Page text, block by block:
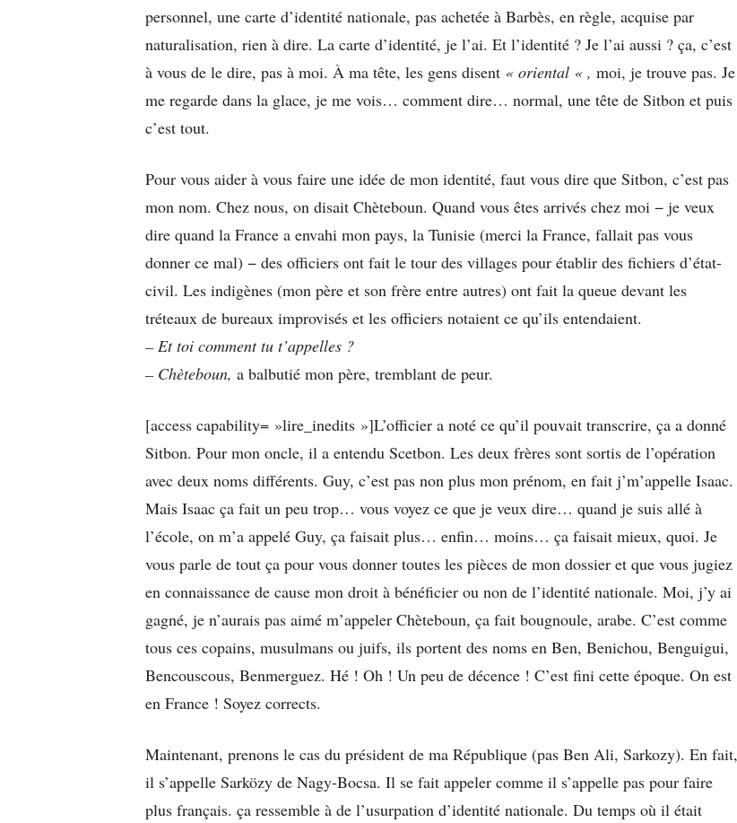
personnel, une carte d’identité nationale, pas achetée à Barbès, en règle, acquise par
naturalisation, rien à dire. La carte d’identité, je l’ai. Et l’identité ? Je l’ai aussi ? ça, c’est
à vous de le dire, pas à moi. À ma tête, les gens disent « oriental « , moi, je trouve pas. Je
me regarde dans la glace, je me vois… comment dire… normal, une tête de Sitbon et puis
c’est tout.
Pour vous aider à vous faire une idée de mon identité, faut vous dire que Sitbon, c’est pas
mon nom. Chez nous, on disait Chèteboun. Quand vous êtes arrivés chez moi − je veux
dire quand la France a envahi mon pays, la Tunisie (merci la France, fallait pas vous
donner ce mal) − des officiers ont fait le tour des villages pour établir des fichiers d’état-
civil. Les indigènes (mon père et son frère entre autres) ont fait la queue devant les
tréteaux de bureaux improvisés et les officiers notaient ce qu’ils entendaient.
– Et toi comment tu t’appelles ?
– Chèteboun, a balbutié mon père, tremblant de peur.
[access capability= »lire_inedits »]L’officier a noté ce qu’il pouvait transcrire, ça a donné
Sitbon. Pour mon oncle, il a entendu Scetbon. Les deux frères sont sortis de l’opération
avec deux noms différents. Guy, c’est pas non plus mon prénom, en fait j’m’appelle Isaac.
Mais Isaac ça fait un peu trop… vous voyez ce que je veux dire… quand je suis allé à
l’école, on m’a appelé Guy, ça faisait plus… enfin… moins… ça faisait mieux, quoi. Je
vous parle de tout ça pour vous donner toutes les pièces de mon dossier et que vous jugiez
en connaissance de cause mon droit à bénéficier ou non de l’identité nationale. Moi, j’y ai
gagné, je n’aurais pas aimé m’appeler Chèteboun, ça fait bougnoule, arabe. C’est comme
tous ces copains, musulmans ou juifs, ils portent des noms en Ben, Benichou, Benguigui,
Bencouscous, Benmerguez. Hé ! Oh ! Un peu de décence ! C’est fini cette époque. On est
en France ! Soyez corrects.
Maintenant, prenons le cas du président de ma République (pas Ben Ali, Sarkozy). En fait,
il s’appelle Sarközy de Nagy-Bocsa. Il se fait appeler comme il s’appelle pas pour faire
plus français. ça ressemble à de l’usurpation d’identité nationale. Du temps où il était